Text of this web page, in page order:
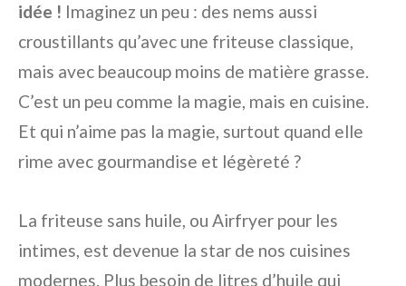
idée ! Imaginez un peu : des nems aussi
croustillants qu’avec une friteuse classique,
mais avec beaucoup moins de matière grasse.
C’est un peu comme la magie, mais en cuisine.
Et qui n’aime pas la magie, surtout quand elle
rime avec gourmandise et légèreté ?
La friteuse sans huile, ou Airfryer pour les
intimes, est devenue la star de nos cuisines
modernes. Plus besoin de litres d’huile qui